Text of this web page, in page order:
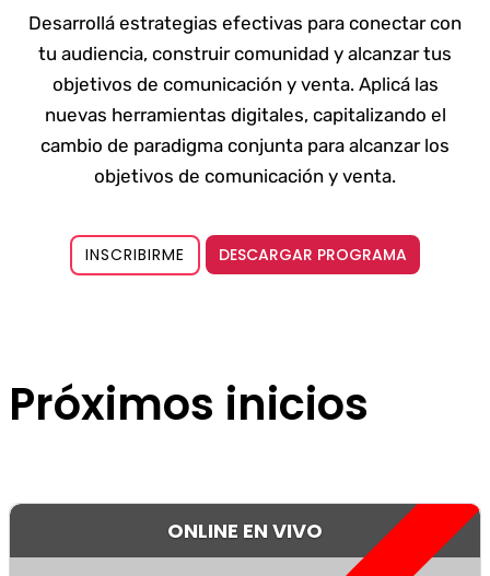
Desarrollá estrategias efectivas para conectar con
tu audiencia, construir comunidad y alcanzar tus
objetivos de comunicación y venta. Aplicá las
nuevas herramientas digitales, capitalizando el
cambio de paradigma conjunta para alcanzar los
objetivos de comunicación y venta.
INSCRIBIRME DESCARGAR PROGRAMA
Próximos inicios
ONLINE EN VIVO